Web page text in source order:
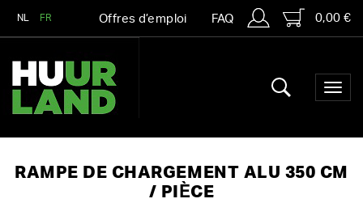
NL FR Offres d’emploi FAQ 0,00 €
RAMPE DE CHARGEMENT ALU 350 CM
/ PIÈCE